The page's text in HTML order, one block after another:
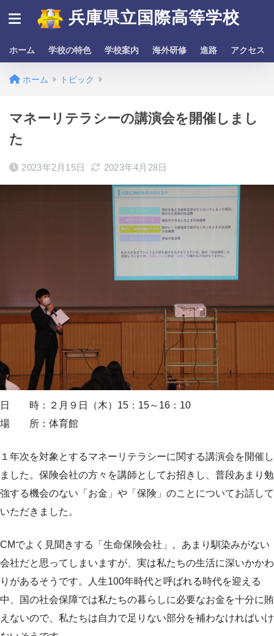
兵庫県立国際高等学校
ホーム 学校の特色 学校案内 海外研修 進路 アクセス
ホーム トピック
マネーリテラシーの講演会を開催しまし
た
2023年2月15日 2023年4月28日
日 時：２月９日（木）15：15～16：10
場 所：体育館
１年次を対象とするマネーリテラシーに関する講演会を開催し
ました。保険会社の方々を講師としてお招きし、普段あまり勉
強する機会のない「お金」や「保険」のことについてお話して
いただきました。
CMでよく見聞きする「生命保険会社」。あまり馴染みがない
会社だと思ってしまいますが、実は私たちの生活に深いかかわ
りがあるそうです。人生100年時代と呼ばれる時代を迎える
中、国の社会保障では私たちの暮らしに必要なお金を十分に賄
えないので、私たちは自力で足りない部分を補わなければいけ